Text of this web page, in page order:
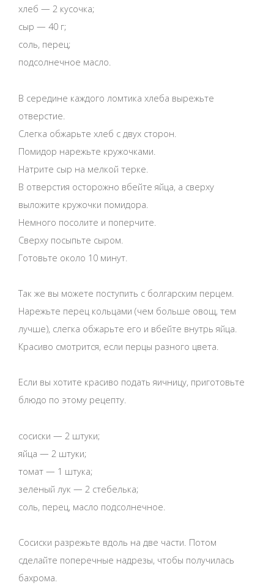
хлеб — 2 кусочка;
сыр — 40 г;
соль, перец;
подсолнечное масло.
В середине каждого ломтика хлеба вырежьте
отверстие.
Слегка обжарьте хлеб с двух сторон.
Помидор нарежьте кружочками.
Натрите сыр на мелкой терке.
В отверстия осторожно вбейте яйца, а сверху
выложите кружочки помидора.
Немного посолите и поперчите.
Сверху посыпьте сыром.
Готовьте около 10 минут.
Так же вы можете поступить с болгарским перцем.
Нарежьте перец кольцами (чем больше овощ, тем
лучше), слегка обжарьте его и вбейте внутрь яйца.
Красиво смотрится, если перцы разного цвета.
Если вы хотите красиво подать яичницу, приготовьте
блюдо по этому рецепту.
сосиски — 2 штуки;
яйца — 2 штуки;
томат — 1 штука;
зеленый лук — 2 стебелька;
соль, перец, масло подсолнечное.
Сосиски разрежьте вдоль на две части. Потом
сделайте поперечные надрезы, чтобы получилась
бахрома.